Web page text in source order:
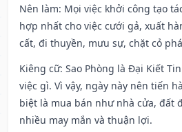
Nên làm: Mọi việc khởi công tạo
hợp nhất cho việc cưới gả, xuất
cất, đi thuyền, mưu sự, chặt cỏ
Kiêng cữ: Sao Phòng là Đại Kiết
việc gì. Vì vậy, ngày này nên tiến
biệt là mua bán như nhà cửa, đất
nhiều may mắn và thuận lợi.